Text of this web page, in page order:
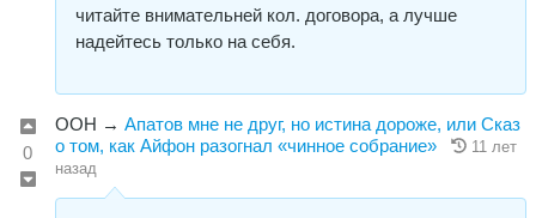
читайте внимательней кол. договора, а лучше
надейтесь только на себя.
0
ООН → Апатов мне не друг, но истина дороже, или Сказ
о том, как Айфон разогнал «чинное собрание»
11 лет
назад